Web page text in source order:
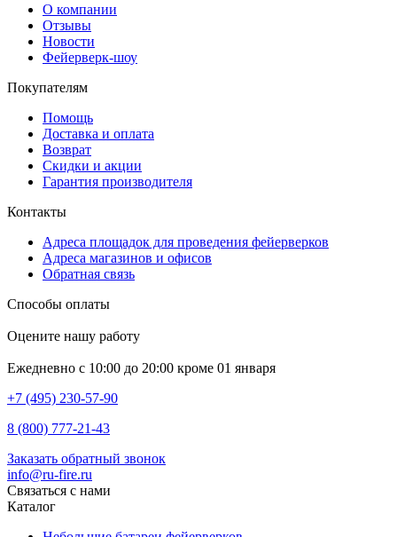
О компании
Отзывы
Новости
Фейерверк-шоу
Покупателям
Помощь
Доставка и оплата
Возврат
Скидки и акции
Гарантия производителя
Контакты
Адреса площадок для проведения фейерверков
Адреса магазинов и офисов
Обратная связь
Способы оплаты
Оцените нашу работу
Ежедневно с 10:00 до 20:00 кроме 01 января
+7 (495) 230-57-90
8 (800) 777-21-43
Заказать обратный звонок
info@ru-fire.ru
Связаться с нами
Каталог